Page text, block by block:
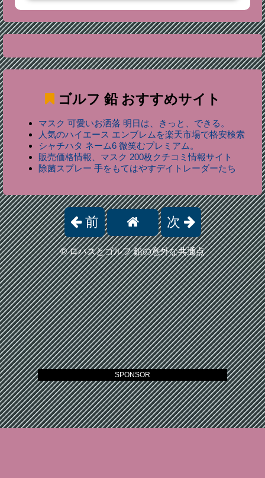
ゴルフ 鉛おすすめサイト
マスク 可愛いお洒落 明日は、きっと、できる。
人気のハイエース エンブレムを楽天市場で格安検索
シャチハタ ネーム6 微笑むプレミアム。
販売価格情報、マスク 200枚クチコミ情報サイト
除菌スプレー 手をもてはやすデイトレーダーたち
前 次
©ロハスとゴルフ 鉛の意外な共通点
SPONSOR